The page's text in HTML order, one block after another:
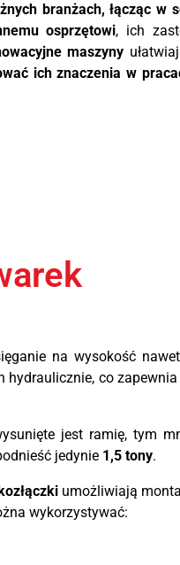
branżach, łącząc w
osprzętowi, ich
maszyny
ich znaczenia w
na wysokość nawet
hydraulicznie, co
jest ramię, tym
jedynie 1,5 tony.
umożliwiają
wykorzystywać: